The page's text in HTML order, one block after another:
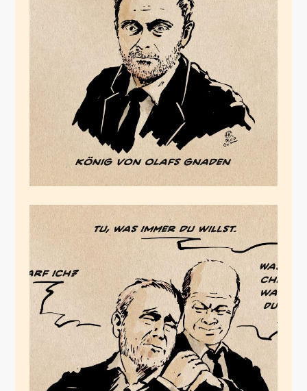
Der Etat
Mai 29, 2024
Der Protegé des
Amateurs
Mai 19, 2024